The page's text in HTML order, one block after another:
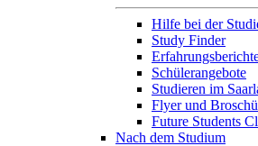
Hilfe bei der
Study Finder
Schülerangebote
Studieren im
Flyer und
Future Students
Nach dem Studium